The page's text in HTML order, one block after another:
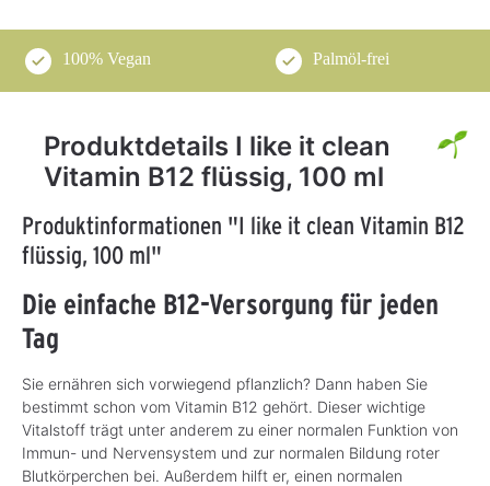
100% Vegan Palmöl-frei
Produktdetails I like it clean
Vitamin B12 flüssig, 100 ml
Produktinformationen "I like it clean Vitamin B12
flüssig, 100 ml"
Die einfache B12-Versorgung für jeden
Tag
Sie ernähren sich vorwiegend pflanzlich? Dann haben Sie
bestimmt schon vom Vitamin B12 gehört. Dieser wichtige
Vitalstoff trägt unter anderem zu einer normalen Funktion von
Immun- und Nervensystem und zur normalen Bildung roter
Blutkörperchen bei. Außerdem hilft er, einen normalen